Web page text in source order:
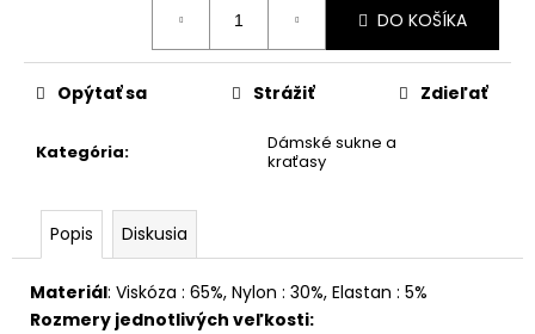
DO KOŠÍKA
Kategória:
Dámské sukne a
kraťasy
Opýtať sa Strážiť Zdieľať
Popis Diskusia
Materiál: Viskóza : 65%, Nylon : 30%, Elastan : 5%
Rozmery jednotlivých veľkosti: